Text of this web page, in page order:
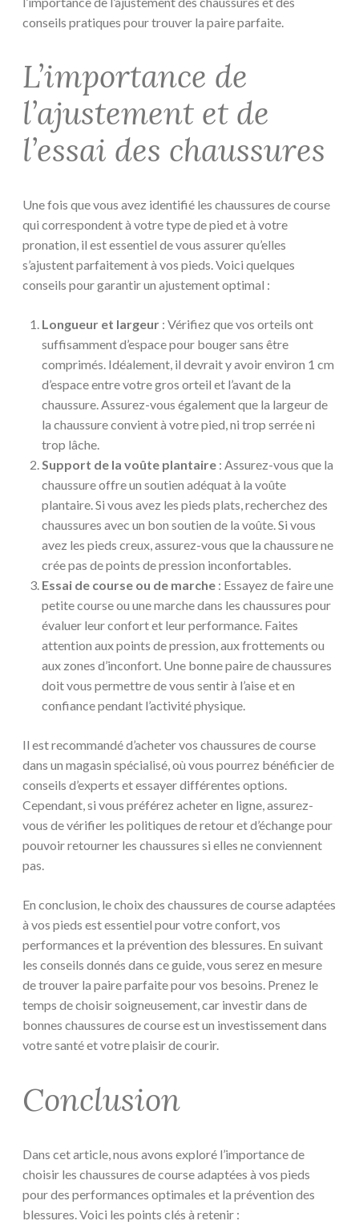
conseils pratiques pour trouver la paire parfaite.
L’importance de
l’ajustement et de
l’essai des chaussures
Une fois que vous avez identifié les chaussures de course
qui correspondent à votre type de pied et à votre
pronation, il est essentiel de vous assurer qu’elles
s’ajustent parfaitement à vos pieds. Voici quelques
conseils pour garantir un ajustement optimal :
Longueur et largeur : Vérifiez que vos orteils ont
suffisamment d’espace pour bouger sans être
comprimés. Idéalement, il devrait y avoir environ 1 cm
d’espace entre votre gros orteil et l’avant de la
chaussure. Assurez-vous également que la largeur de
la chaussure convient à votre pied, ni trop serrée ni
trop lâche.
Support de la voûte plantaire : Assurez-vous que la
chaussure offre un soutien adéquat à la voûte
plantaire. Si vous avez les pieds plats, recherchez des
chaussures avec un bon soutien de la voûte. Si vous
avez les pieds creux, assurez-vous que la chaussure ne
crée pas de points de pression inconfortables.
Essai de course ou de marche : Essayez de faire une
petite course ou une marche dans les chaussures pour
évaluer leur confort et leur performance. Faites
attention aux points de pression, aux frottements ou
aux zones d’inconfort. Une bonne paire de chaussures
doit vous permettre de vous sentir à l’aise et en
confiance pendant l’activité physique.
Il est recommandé d’acheter vos chaussures de course
dans un magasin spécialisé, où vous pourrez bénéficier de
conseils d’experts et essayer différentes options.
Cependant, si vous préférez acheter en ligne, assurez-
vous de vérifier les politiques de retour et d’échange pour
pouvoir retourner les chaussures si elles ne conviennent
pas.
En conclusion, le choix des chaussures de course adaptées
à vos pieds est essentiel pour votre confort, vos
performances et la prévention des blessures. En suivant
les conseils donnés dans ce guide, vous serez en mesure
de trouver la paire parfaite pour vos besoins. Prenez le
temps de choisir soigneusement, car investir dans de
bonnes chaussures de course est un investissement dans
votre santé et votre plaisir de courir.
Conclusion
Dans cet article, nous avons exploré l’importance de
choisir les chaussures de course adaptées à vos pieds
pour des performances optimales et la prévention des
blessures. Voici les points clés à retenir :